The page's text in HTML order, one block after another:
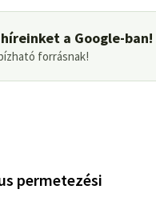
a Google-ban!
forrásnak!
permetezési